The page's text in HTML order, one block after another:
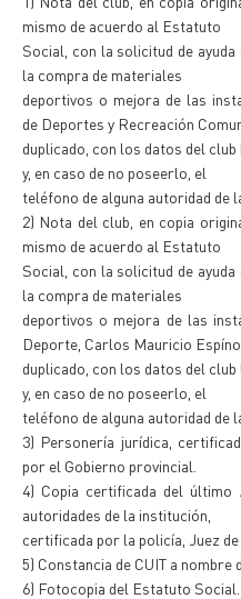
mismo de acuerdo al Estatuto
Social, con la solicitud de
la compra de materiales
deportivos o mejora de las
de Deportes y Recreación
duplicado, con los datos del
y, en caso de no poseerlo, el
teléfono de alguna autoridad de
2) Nota del club, en copia
mismo de acuerdo al Estatuto
Social, con la solicitud de
la compra de materiales
deportivos o mejora de las
Deporte, Carlos Mauricio
duplicado, con los datos del
y, en caso de no poseerlo, el
teléfono de alguna autoridad de
3) Personería jurídica,
por el Gobierno provincial.
4) Copia certificada del último
autoridades de la institución,
certificada por la policía, Juez de
5) Constancia de CUIT a nombre
6) Fotocopia del Estatuto Social.